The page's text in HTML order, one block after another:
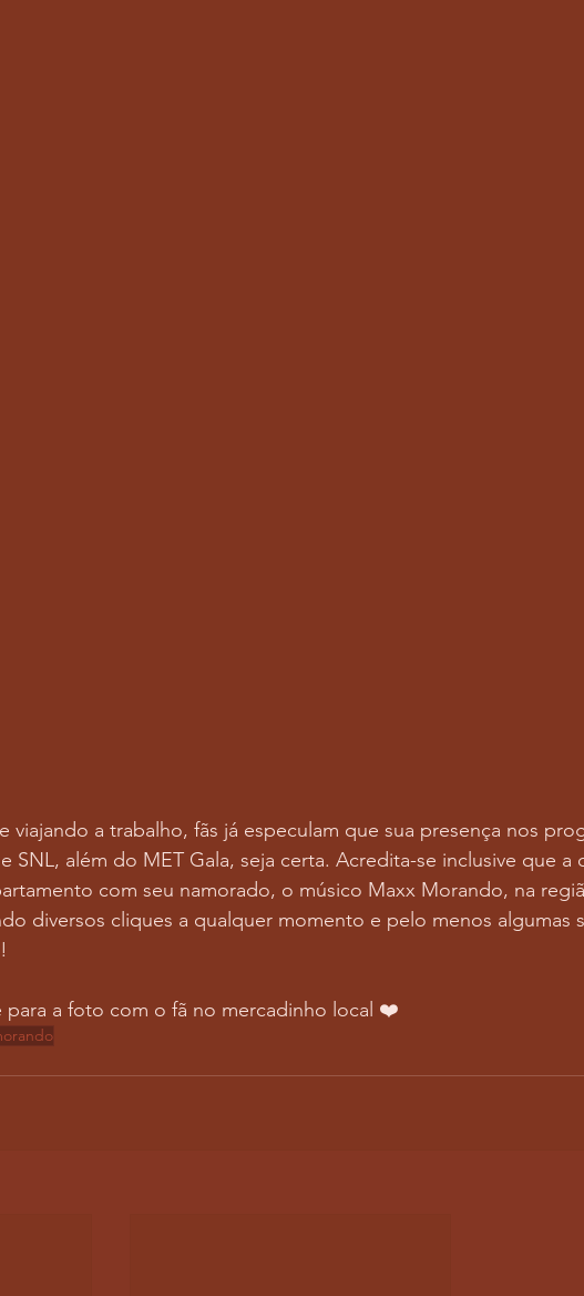
viajando a trabalho, fãs já especulam que sua presença nos
SNL, além do MET Gala, seja certa. Acredita-se inclusive que a
com seu namorado, o músico Maxx Morando, na
diversos cliques a qualquer momento e pelo menos algumas
para a foto com o fã no mercadinho local ❤️